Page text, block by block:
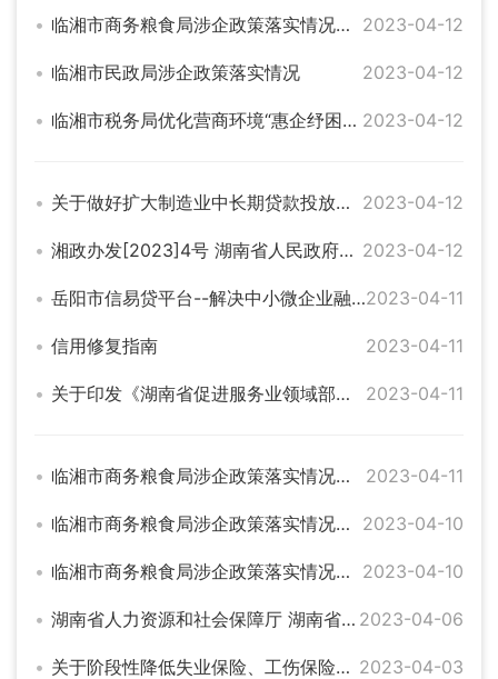
临湘市商务粮食局涉企政策落实情况统计表（金融） 2023-04-12
临湘市民政局涉企政策落实情况 2023-04-12
临湘市税务局优化营商环境“惠企纾困”政策落实情况统计表 2023-04-12
关于做好扩大制造业中长期贷款投放有关工作的通知 2023-04-12
湘政办发[2023]4号 湖南省人民政府办公厅 印发《关于打好经济增长主动仗实现经济运行整体好转的若干政策措施》的通知 2023-04-12
岳阳市信易贷平台--解决中小微企业融资难、融资贵问题2023-04-11
信用修复指南 2023-04-11
关于印发《湖南省促进服务业领域部分困难行业恢复发展的若干政策》的通知 2023-04-11
临湘市商务粮食局涉企政策落实情况统计表（开放型经济） 2023-04-11
临湘市商务粮食局涉企政策落实情况统计表（商贸流通） 2023-04-10
临湘市商务粮食局涉企政策落实情况统计表 2023-04-10
湖南省人力资源和社会保障厅 湖南省税务局《关于特困行业阶段性实施缓缴企业社会保险费政策的通知》（湘人社规〔2022〕15 号）政策解读 2023-04-06
关于阶段性降低失业保险、工伤保险费率有关问题的通知 2023-04-03